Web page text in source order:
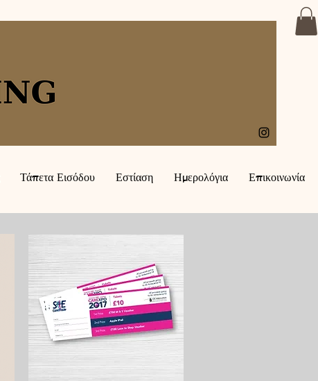
Τάπετα Εισόδου Εστίαση Ημερολόγια Επικοινωνία